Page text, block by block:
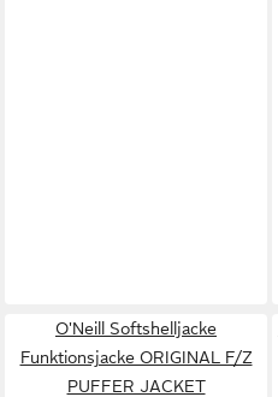
O'Neill Softshelljacke
Funktionsjacke ORIGINAL F/Z
PUFFER JACKET